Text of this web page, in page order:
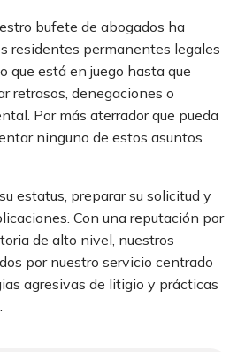
bufete de abogados ha
residentes permanentes legales
que está en juego hasta que
retrasos, denegaciones o
Por más aterrador que pueda
ninguno de estos asuntos
estatus, preparar su solicitud y
Con una reputación por
de alto nivel, nuestros
por nuestro servicio centrado
agresivas de litigio y prácticas